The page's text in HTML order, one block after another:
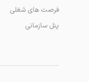
فرصت های شغلی
پنل سازمانی